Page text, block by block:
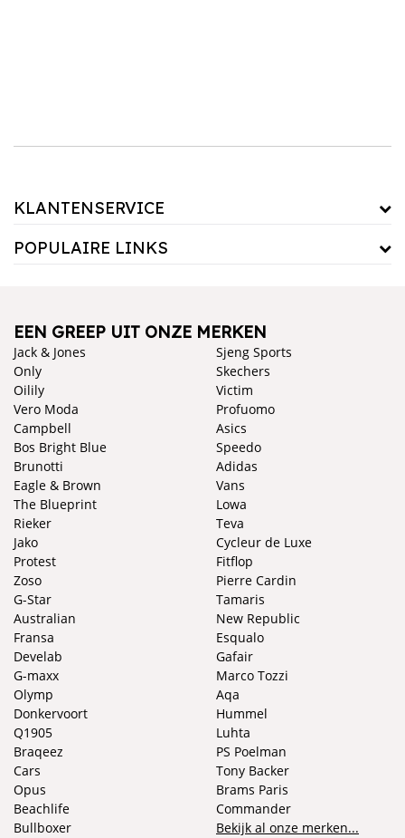
Maak je bed compleet door je kussenslopen te combineren met onze zachte
KLANTENSERVICE
POPULAIRE LINKS
EEN GREEP UIT ONZE MERKEN
Jack & Jones
Only
Oilily
Vero Moda
Campbell
Bos Bright Blue
Brunotti
Eagle & Brown
The Blueprint
Rieker
Jako
Protest
Zoso
Sjeng Sports
Skechers
Victim
Profuomo
Asics
Speedo
Adidas
Vans
Lowa
Teva
Cycleur de Luxe
Fitflop
Pierre Cardin
G-Star
Australian
Fransa
Develab
G-maxx
Olymp
Donkervoort
Q1905
Braqeez
Cars
Opus
Beachlife
Bullboxer
Tamaris
New Republic
Esqualo
Gafair
Marco Tozzi
Aqa
Hummel
Luhta
PS Poelman
Tony Backer
Brams Paris
Commander
Bekijk al onze merken...